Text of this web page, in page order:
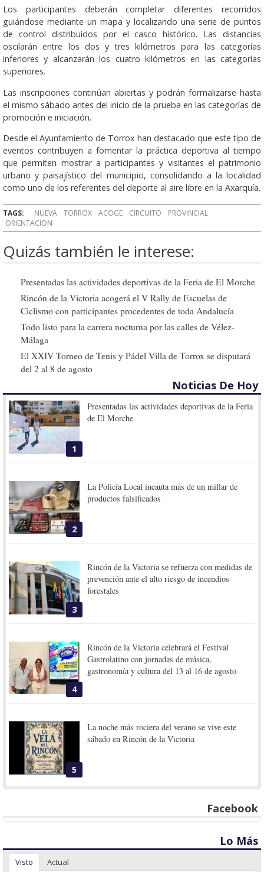
Los participantes deberán completar diferentes recorridos
guiándose mediante un mapa y localizando una serie de puntos
de control distribuidos por el casco histórico. Las distancias
oscilarán entre los dos y tres kilómetros para las categorías
inferiores y alcanzarán los cuatro kilómetros en las categorías
superiores.
Las inscripciones continúan abiertas y podrán formalizarse hasta
el mismo sábado antes del inicio de la prueba en las categorías de
promoción e iniciación.
Desde el Ayuntamiento de Torrox han destacado que este tipo de
eventos contribuyen a fomentar la práctica deportiva al tiempo
que permiten mostrar a participantes y visitantes el patrimonio
urbano y paisajístico del municipio, consolidando a la localidad
como uno de los referentes del deporte al aire libre en la Axarquía.
TAGS: NUEVA TORROX ACOGE CIRCUITO
PROVINCIAL
ORIENTACION
Quizás también le interese:
Presentadas las actividades deportivas de la Feria de El Morche
Rincón de la Victoria acogerá el V Rally de Escuelas de
Ciclismo con participantes procedentes de toda Andalucía
Todo listo para la carrera nocturna por las calles de Vélez-
Málaga
El XXIV Torneo de Tenis y Pádel Villa de Torrox se disputará
del 2 al 8 de agosto
Noticias De Hoy
1
Presentadas las actividades deportivas de la Feria
de El Morche
2
La Policía Local incauta más de un millar de
productos falsificados
3
Rincón de la Victoria se refuerza con medidas de
prevención ante el alto riesgo de incendios
forestales
4
Rincón de la Victoria celebrará el Festival
Gastrolatino con jornadas de música,
gastronomía y cultura del 13 al 16 de agosto
5
La noche más rociera del verano se vive este
sábado en Rincón de la Victoria
Facebook
Lo Más
Visto Actual